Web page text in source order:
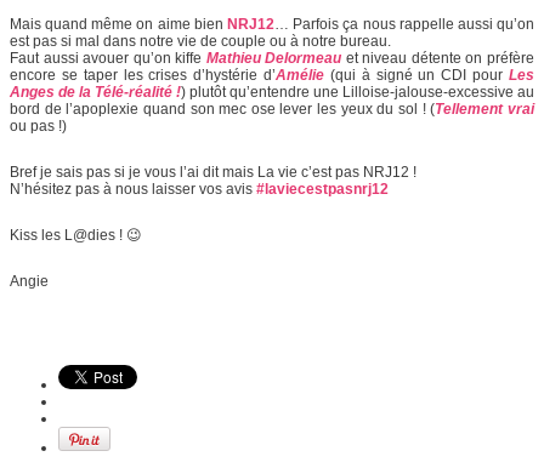
Mais quand même on aime bien NRJ12 … Parfois ça nous rappelle aussi qu’on
est pas si mal dans notre vie de couple ou à notre bureau.
Faut aussi avouer qu’on kiffe Mathieu Delormeau et niveau détente on préfère
encore se taper les crises d’hystérie d’Amélie (qui à signé un CDI pour Les
Anges de la Télé-réalité !) plutôt qu’entendre une Lilloise-jalouse-excessive au
bord de l’apoplexie quand son mec ose lever les yeux du sol ! (Tellement vrai
ou pas !)
Bref je sais pas si je vous l’ai dit mais La vie c’est pas NRJ12 !
N’hésitez pas à nous laisser vos avis #laviecestpasnrj12
Kiss les L@dies ! 😉
Angie